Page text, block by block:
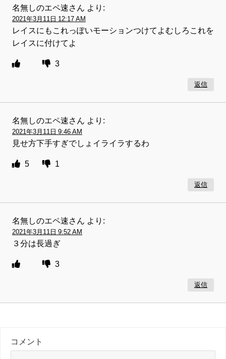
名無しのエペ速さん より:
2021年3月11日 12:17 AM
レイスにもこれっぽいモーションつけてよむしろこれを
レイスに付けてよ
3
返信
名無しのエペ速さん より:
2021年3月11日 9:46 AM
見せ方下手すぎでしょイライラするわ
5 1
返信
名無しのエペ速さん より:
2021年3月11日 9:52 AM
３分は長過ぎ
3
返信
コメント